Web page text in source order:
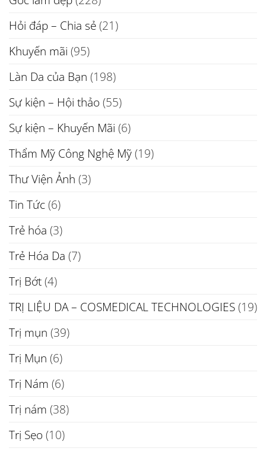
Hỏi đáp – Chia sẻ(21)
Khuyến mãi (95)
Làn Da của Bạn (198)
Sự kiện – Hội thảo (55)
Sự kiện – Khuyến Mãi (6)
Thẩm Mỹ Công Nghệ Mỹ(19)
Thư Viện Ảnh (3)
Tin Tức(6)
Trẻ hóa (3)
Trẻ Hóa Da (7)
Trị Bớt(4)
TRỊ LIỆU DA – COSMEDICAL TECHNOLOGIES(19)
Trị mụn (39)
Trị Mụn (6)
Trị Nám (6)
Trị nám (38)
Trị Sẹo (10)